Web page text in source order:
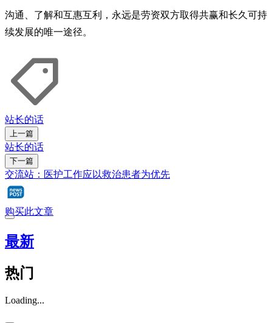
沟通、了解和互惠互利，永远是劳资双方取得共赢和长久可持
续发展的唯一途径。
站长的话
上一篇
站长的话
下一篇
交流站：医护工作应以救治患者为优先
购买此文章
最新
热门
Loading...